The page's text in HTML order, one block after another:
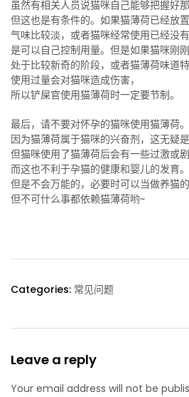
虽然有相关人员说猫咪自己能够把握好那
但这也是有条件的。如果猫薄荷已经放置
气味比较淡，或者猫咪经常使用已经没有
是可以自己控制用量。但是如果猫咪刚刚
处于比较新奇的阶段，或者猫薄荷味道
使用过量会对猫咪造成伤害，
所以铲屎官使用猫薄荷时一定要节制。
最后，请不要对怀孕的猫咪使用猫薄荷。
因为猫薄荷属于猫咪的兴奋剂，这无疑
但猫咪使用了猫薄荷后会有一些过激或
而这也不利于孕猫的健康和婴儿的发育
但是不会万能的，必要时可以当做养猫的
但不可什么事都依赖猫薄荷哟~
Categories: 常见问题
Leave a reply
Your email address will not be